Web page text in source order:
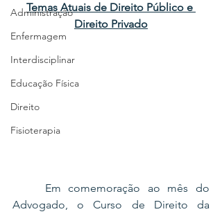
Administração
Enfermagem
Interdisciplinar
Educação Física
Direito
Fisioterapia
Temas Atuais de Direito Público e
Direito Privado
Advogado, o Curso de Direito da